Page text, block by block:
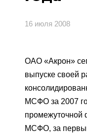
ПАО
АО
Acron
Acron Brasil
ООО
Качество
Система
Раскрытие
Информация
Аналитикам
Забота о
Пресс-центр
Видео
Практика
Учебные
Контакты vk
ЯндексДзен
16 июля 2008
ОАО «Акрон»
выпуске своей
МСФО за 2007
промежуточной
МСФО, за